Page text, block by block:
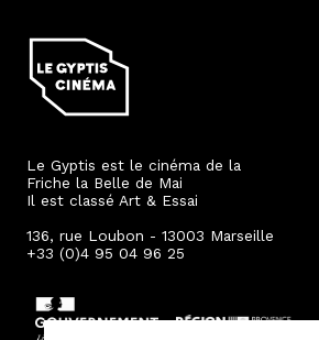
Le Gyptis est le cinéma de la
Friche la Belle de Mai
Il est classé Art & Essai
136, rue Loubon - 13003 Marseille
+33 (0)4 95 04 96 25